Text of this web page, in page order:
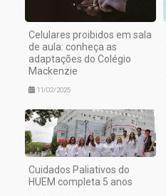
Celulares proibidos em sala
de aula: conheça as
adaptações do Colégio
Mackenzie
11/02/2025
Cuidados Paliativos do
HUEM completa 5 anos